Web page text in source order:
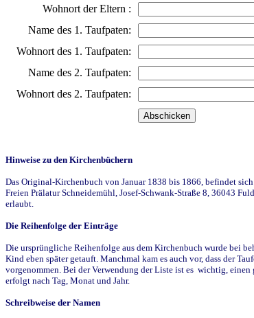
Wohnort der Eltern :
Name des 1. Taufpaten:
Wohnort des 1. Taufpaten:
Name des 2. Taufpaten:
Wohnort des 2. Taufpaten:
Hinweise zu den Kirchenbüchern
Das Original-Kirchenbuch von Januar 1838 bis 1866, befindet
Freien Prälatur Schneidemühl, Josef-Schwank-Straße 8, 36043
erlaubt.
Die Reihenfolge der Einträge
Die ursprüngliche Reihenfolge aus dem Kirchenbuch wurde bei
Kind eben später getauft. Manchmal kam es auch vor, dass der
vorgenommen. Bei der Verwendung der Liste ist es wichtig,
erfolgt nach Tag, Monat und Jahr.
Schreibweise der Namen